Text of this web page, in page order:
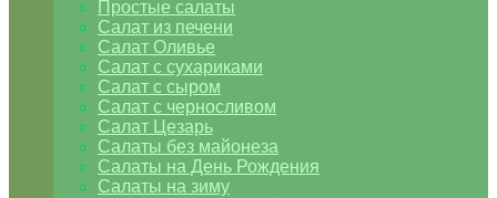
Простые салаты
Салат из печени
Салат Оливье
Салат с сухариками
Салат с сыром
Салат с черносливом
Салат Цезарь
Салаты без майонеза
Салаты на День Рождения
Салаты на зиму